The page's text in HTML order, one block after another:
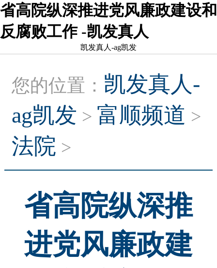
省高院纵深推进党风廉政建设和
反腐败工作 -凯发真人
凯发真人-ag凯发
您的位置： 凯发真人-
ag凯发 > 富顺频道 >
法院 >
省高院纵深推
进党风廉政建